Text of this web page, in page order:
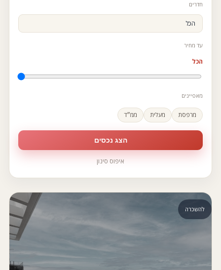
חדרים
עד מחיר
הכל
מאפיינים
מרפסת מעלית ממ״ד
הצג נכסים
איפוס סינון
להשכרה